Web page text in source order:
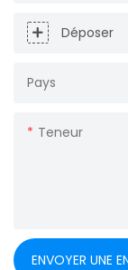
Déposer
Pays
Teneur
ENVOYER UNE